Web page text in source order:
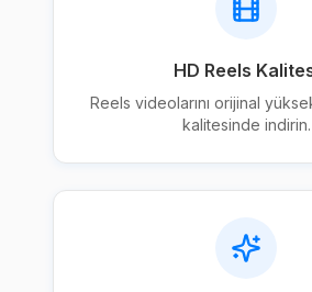
HD Reels
Reels videolarını orijinal
kalitesinde indirin.